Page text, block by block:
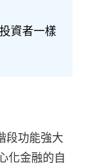
資者一樣
段功能強大
化金融的自